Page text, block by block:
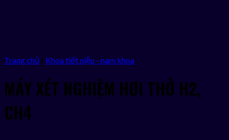
Trang chủ / Khoa tiết niệu - nam khoa
MÁY XÉT NGHIỆM HƠI THỞ H2,
CH4